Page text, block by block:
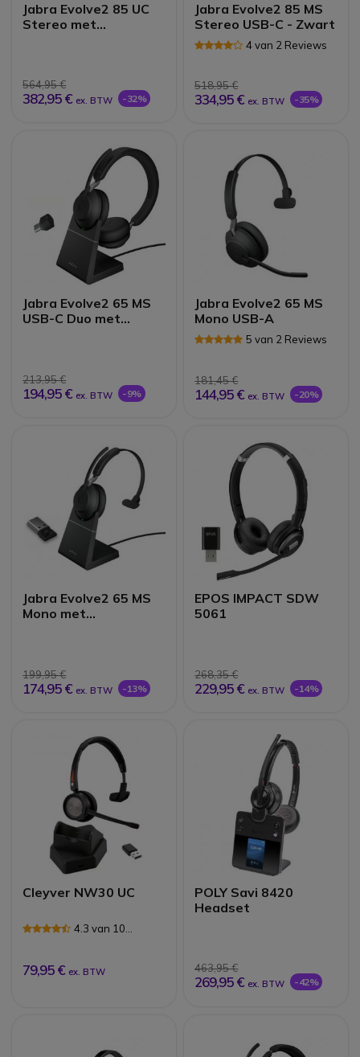
Jabra Evolve2 85 UC
Stereo met
564,95 €
382,95 € ex. BTW -32%
Jabra Evolve2 85 MS
Stereo USB-C - Zwart
4 van 2 Reviews
518,95 €
334,95 € ex. BTW -35%
Jabra Evolve2 65 MS
USB-C Duo met
213,95 €
194,95 € ex. BTW -9%
Jabra Evolve2 65 MS
Mono USB-A
5 van 2 Reviews
181,45 €
144,95 € ex. BTW -20%
Jabra Evolve2 65 MS
Mono met
199,95 €
174,95 € ex. BTW -13%
EPOS IMPACT SDW
5061
268,35 €
229,95 € ex. BTW -14%
Cleyver NW30 UC
4.3 van 10
79,95 € ex. BTW
POLY Savi 8420
Headset
463,95 €
269,95 € ex. BTW -42%